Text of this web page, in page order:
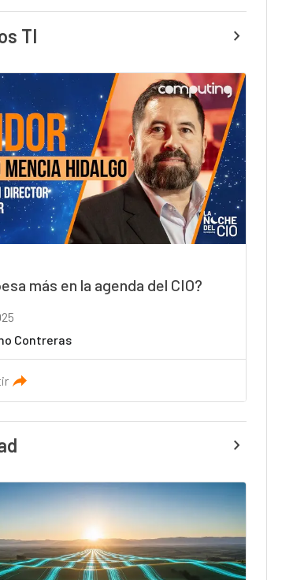
TI
más en la agenda del CIO?
Contreras